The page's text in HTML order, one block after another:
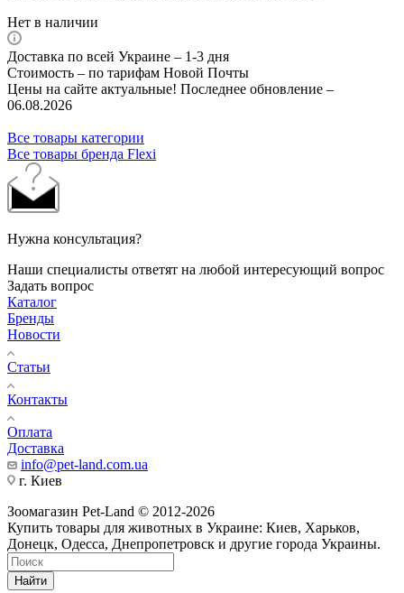
Нет в наличии
Доставка по всей Украине – 1-3 дня
Стоимость – по тарифам Новой Почты
Цены на сайте актуальные! Последнее обновление –
06.08.2026
Все товары категории
Все товары бренда Flexi
Нужна консультация?
Наши специалисты ответят на любой интересующий вопрос
Задать вопрос
Каталог
Бренды
Новости
Статьи
Контакты
Оплата
Доставка
info@pet-land.com.ua
г. Киев
Зоомагазин Pet-Land © 2012-2026
Купить товары для животных в Украине: Киев, Харьков,
Донецк, Одесса, Днепропетровск и другие города Украины.
Найти